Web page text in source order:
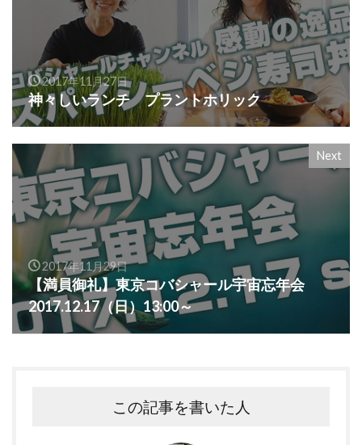
2017年11月27日
神々しいランチ プラントホリック
Next
2017年11月29日
【満員御礼】東京コバシャール宇宙忘年会
2017.12.17（日）13:00～
この記事を書いた人